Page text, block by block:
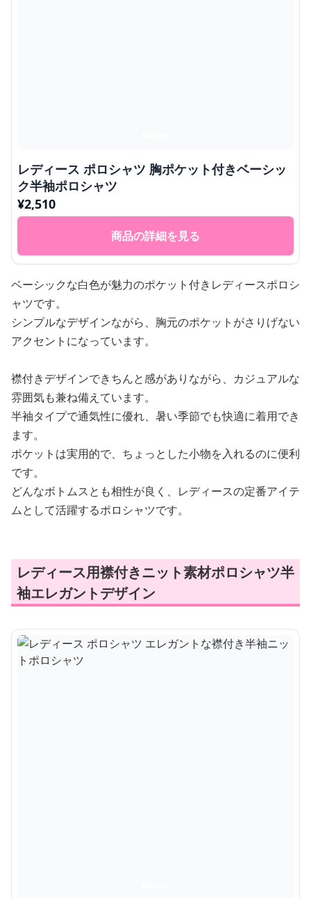
レディース ポロシャツ 胸ポケット付きベーシッ
ク半袖ポロシャツ
¥2,510
商品の詳細を見る
ベーシックな白色が魅力のポケット付きレディースポロシ
ャツです。
シンプルなデザインながら、胸元のポケットがさりげない
アクセントになっています。
襟付きデザインできちんと感がありながら、カジュアルな
雰囲気も兼ね備えています。
半袖タイプで通気性に優れ、暑い季節でも快適に着用でき
ます。
ポケットは実用的で、ちょっとした小物を入れるのに便利
です。
どんなボトムスとも相性が良く、レディースの定番アイテ
ムとして活躍するポロシャツです。
レディース用襟付きニット素材ポロシャツ半
袖エレガントデザイン